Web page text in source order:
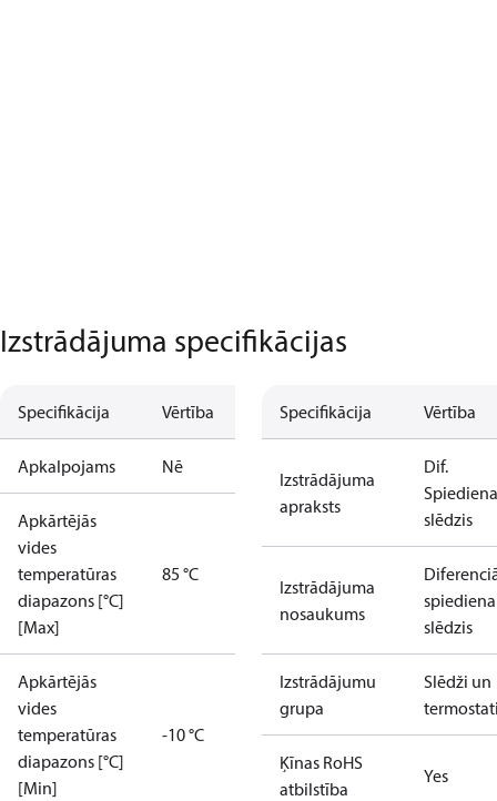
Izstrādājuma specifikācijas
Specifikācija Vērtība
Apkalpojams Nē
Apkārtējās
vides
temperatūras
diapazons [°C]
[Max]
85 °C
Apkārtējās
vides
temperatūras
diapazons [°C]
[Min]
-10 °C
Specifikācija Vērtība
Izstrādājuma
apraksts
Dif.
Spiediena
slēdzis
Izstrādājuma
nosaukums
spiediena
slēdzis
Izstrādājumu
grupa
Slēdži un
Ķīnas RoHS
atbilstība
Yes